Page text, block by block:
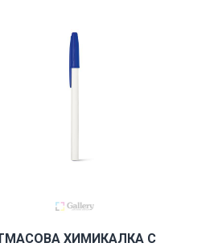
ХИМИКАЛКА С